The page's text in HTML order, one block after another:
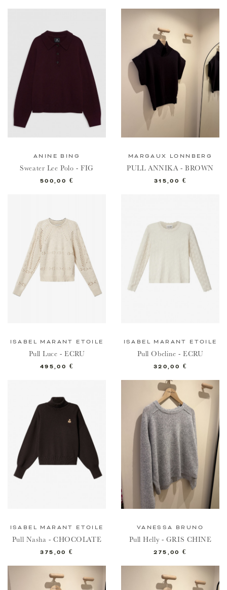
ANINE BING
Sweater Lee Polo - FIG
Prix
500,00 €
MARGAUX LONNBERG
PULL ANNIKA - BROWN
Prix
315,00 €
ISABEL MARANT ETOILE
Pull Luce - ECRU
Prix
495,00 €
ISABEL MARANT ETOILE
Pull Obeline - ECRU
Prix
320,00 €
ISABEL MARANT ETOILE
Pull Nasha - CHOCOLATE
Prix
375,00 €
VANESSA BRUNO
Pull Helly - GRIS CHINE
Prix
275,00 €